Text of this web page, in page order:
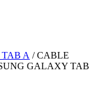
A / CABLE
GALAXY TAB